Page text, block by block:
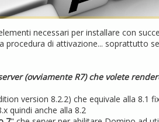
necessari per installare con
di attivazione... soprattutto
(ovviamente R7) che volete
version 8.2.2) che equivale alla 8.1
quindi anche alla 8.2